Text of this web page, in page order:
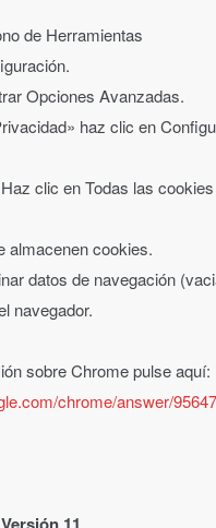
de Herramientas
Opciones Avanzadas.
haz clic en
clic en Todas las
almacenen cookies.
datos de navegación
navegador.
sobre Chrome pulse aquí:
chrome/answer/